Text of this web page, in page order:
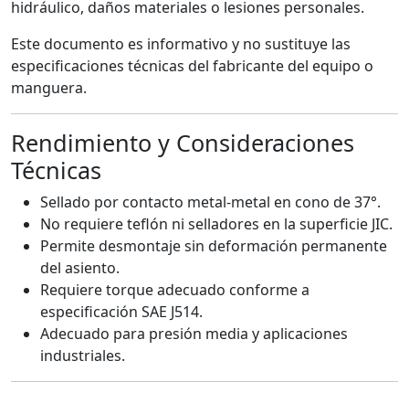
hidráulico, daños materiales o lesiones personales.
Este documento es informativo y no sustituye las
especificaciones técnicas del fabricante del equipo o
manguera.
Rendimiento y Consideraciones
Técnicas
Sellado por contacto metal-metal en cono de 37°.
No requiere teflón ni selladores en la superficie JIC.
Permite desmontaje sin deformación permanente
del asiento.
Requiere torque adecuado conforme a
especificación SAE J514.
Adecuado para presión media y aplicaciones
industriales.